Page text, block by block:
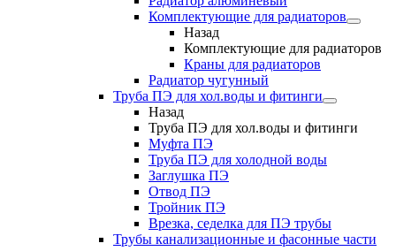
Комплектующие для радиаторов
Назад
Комплектующие для радиаторов
Краны для радиаторов
Радиатор чугунный
Труба ПЭ для хол.воды и фитинги
Назад
Труба ПЭ для хол.воды и фитинги
Муфта ПЭ
Труба ПЭ для холодной воды
Заглушка ПЭ
Отвод ПЭ
Тройник ПЭ
Врезка, седелка для ПЭ трубы
Трубы канализационные и фасонные части